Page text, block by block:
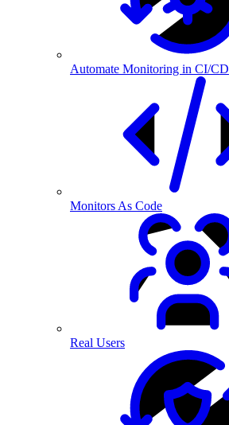
Automate Monitoring in CI/CD
Monitors As Code
Real Users